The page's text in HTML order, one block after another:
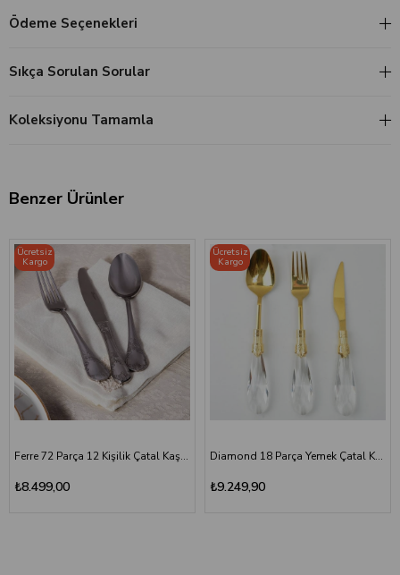
Ödeme Seçenekleri
Sıkça Sorulan Sorular
Koleksiyonu Tamamla
Benzer Ürünler
Ferre 72 Parça 12 Kişilik Çatal Kaşık Bıçak Seti
₺8.499,00
Ücretsiz
Kargo
Diamond 18 Parça Yemek Çatal Kaşık Bıçak Seti | Altın Titanyum
₺9.249,90
Ücretsiz
Kargo